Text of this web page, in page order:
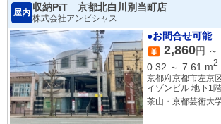
屋内
収納PiT 京都北白川別当町店
株式会社アンビシャス
●お問合せ可能
2,860円 ～
0.32 ～ 7.61 m2
京都府京都市左京
イゾンビル 地下1階
茶山・京都芸術大